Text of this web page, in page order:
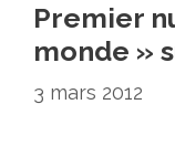
Premier
monde »
3 mars 2012